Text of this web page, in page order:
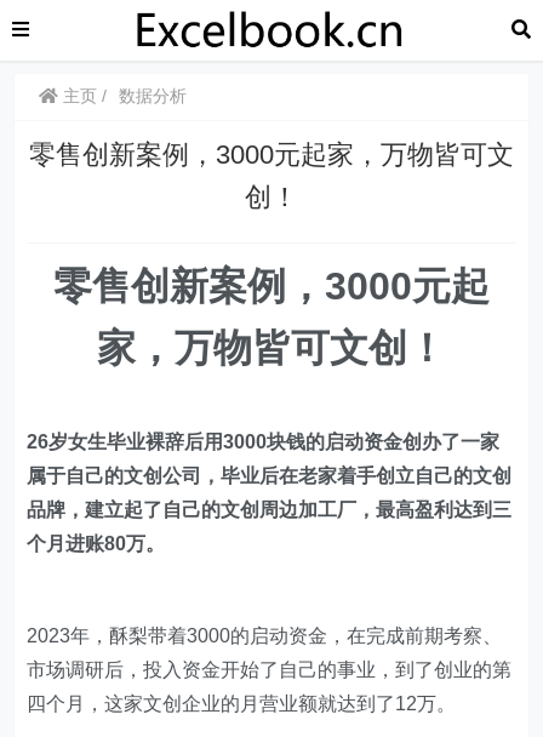
主页 数据分析
零售创新案例，3000元起家，万物皆可文
创！
零售创新案例，3000元起
家，万物皆可文创！
26岁女生毕业裸辞后用3000块钱的启动资金创办了一家
属于自己的文创公司，毕业后在老家着手创立自己的文创
品牌，建立起了自己的文创周边加工厂，最高盈利达到三
个月进账80万。
2023年，酥梨带着3000的启动资金，在完成前期考察、
市场调研后，投入资金开始了自己的事业，到了创业的第
四个月，这家文创企业的月营业额就达到了12万。